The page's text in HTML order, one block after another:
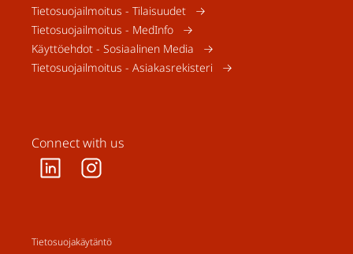
Tietosuojailmoitus - Tilaisuudet
Tietosuojailmoitus - MedInfo
Käyttöehdot - Sosiaalinen Media
Tietosuojailmoitus - Asiakasrekisteri
Connect with us
Tietosuojakäytäntö